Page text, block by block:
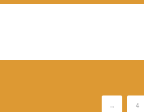
4
→